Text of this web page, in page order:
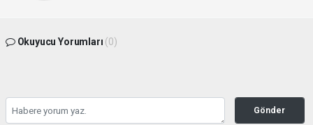
Okuyucu Yorumları (0)
Gönder